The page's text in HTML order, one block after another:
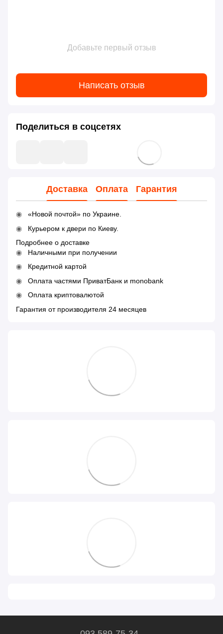
Добавьте первый отзыв
Написать отзыв
Поделиться в соцсетях
Доставка Оплата Гарантия
«Новой почтой» по Украине.
Курьером к двери по Киеву.
Подробнее о доставке
Наличными при получении
Кредитной картой
Оплата частями ПриватБанк и monobank
Оплата криптовалютой
Гарантия от производителя 24 месяцев